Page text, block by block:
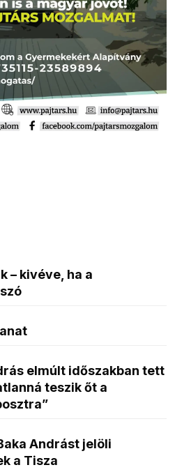
– kivéve, ha a
elmúlt időszakban tett
teszik őt a
Andrást jelöli
a Tisza